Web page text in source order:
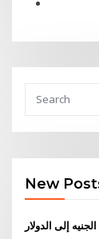
New
إلى الدولار